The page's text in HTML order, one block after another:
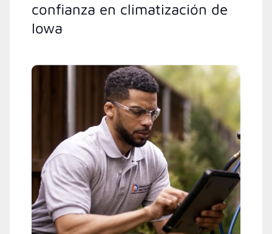
confianza en climatización de
Iowa